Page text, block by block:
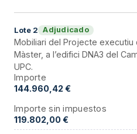
Lote 2 Adjudicado
Mobiliari del Projecte executiu
Màster, a l’edifici DNA3 del
UPC.
Importe
144.960,42 €
Importe sin impuestos
119.802,00 €